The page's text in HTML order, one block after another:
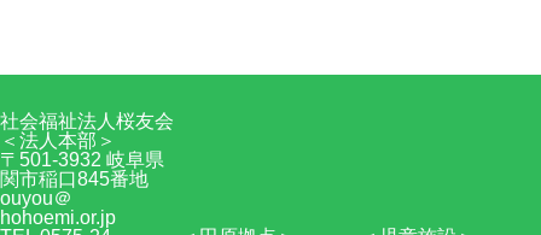
社会福祉法人桜友会
＜法人本部＞
〒501-3932 岐阜県
関市稲口845番地
ouyou＠
hohoemi.or.jp